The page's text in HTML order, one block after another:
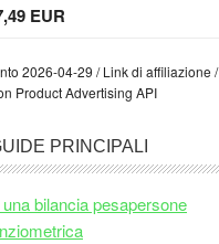
EUR
2026-04-29 / Link di affiliazione /
Product Advertising API
PRINCIPALI
bilancia pesapersone